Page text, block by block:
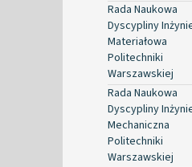
Rada Naukowa
Dyscypliny
Materiałowa
Politechniki
Warszawskiej
Rada Naukowa
Dyscypliny
Mechaniczna
Politechniki
Warszawskiej